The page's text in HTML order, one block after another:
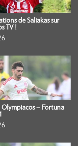
de Saliakas sur
TV !
Olympiacos – Fortuna